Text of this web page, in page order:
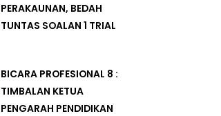
PERAKAUNAN, BEDAH
TUNTAS SOALAN 1 TRIAL
BICARA PROFESIONAL 8 :
TIMBALAN KETUA
PENGARAH PENDIDIKAN